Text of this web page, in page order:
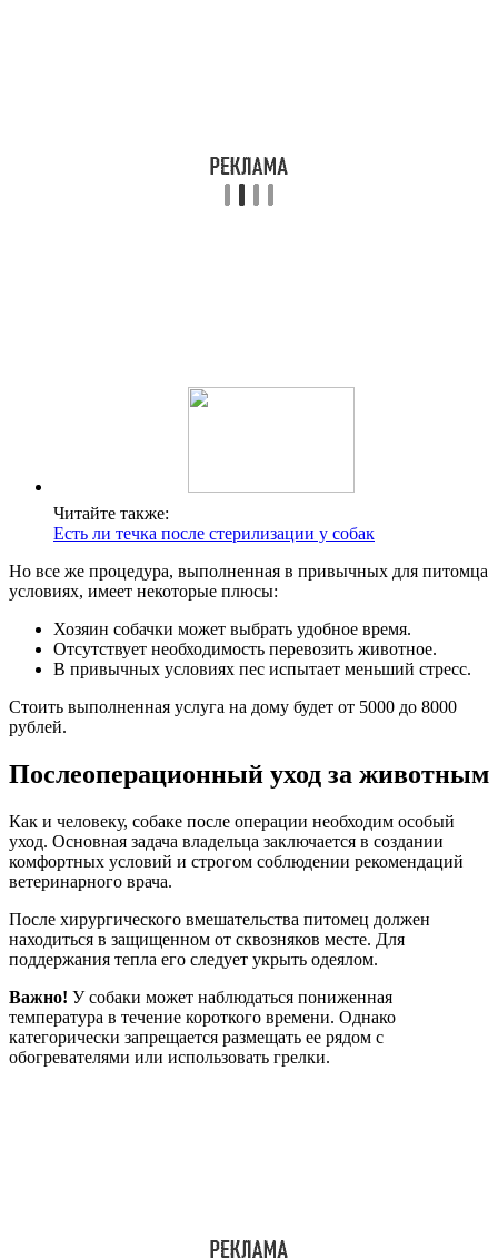
Читайте также:
Есть ли течка после стерилизации у собак
Но все же процедура, выполненная в привычных для питомца
условиях, имеет некоторые плюсы:
Хозяин собачки может выбрать удобное время.
Отсутствует необходимость перевозить животное.
В привычных условиях пес испытает меньший стресс.
Стоить выполненная услуга на дому будет от 5000 до 8000
рублей.
Послеоперационный уход за животным
Как и человеку, собаке после операции необходим особый
уход. Основная задача владельца заключается в создании
комфортных условий и строгом соблюдении рекомендаций
ветеринарного врача.
После хирургического вмешательства питомец должен
находиться в защищенном от сквозняков месте. Для
поддержания тепла его следует укрыть одеялом.
Важно! У собаки может наблюдаться пониженная
температура в течение короткого времени. Однако
категорически запрещается размещать ее рядом с
обогревателями или использовать грелки.